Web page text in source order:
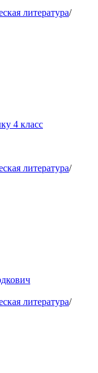
литература/
4 класс
литература/
литература/